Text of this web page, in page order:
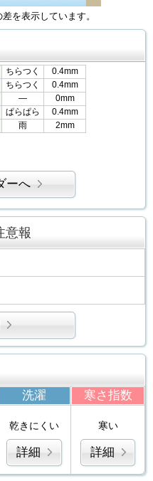
を表示しています。
ちらつく
0.4mm
ちらつく
0.4mm
―
0mm
ぱらぱら
0.4mm
雨 2mm
ーへ
意報
洗濯 寒さ指数
乾きにくい
詳細
寒い
詳細